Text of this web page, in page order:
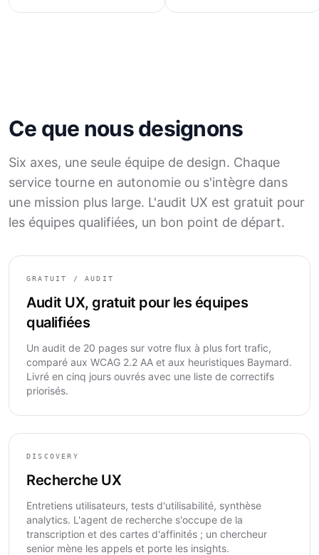
Ce que nous designons
Six axes, une seule équipe de design. Chaque
service tourne en autonomie ou s'intègre dans
une mission plus large. L'audit UX est gratuit pour
les équipes qualifiées, un bon point de départ.
GRATUIT / AUDIT
Audit UX, gratuit pour les équipes
qualifiées
Un audit de 20 pages sur votre flux à plus fort trafic,
comparé aux WCAG 2.2 AA et aux heuristiques Baymard.
Livré en cinq jours ouvrés avec une liste de correctifs
priorisés.
DISCOVERY
Recherche UX
Entretiens utilisateurs, tests d'utilisabilité, synthèse
analytics. L'agent de recherche s'occupe de la
transcription et des cartes d'affinités ; un chercheur
senior mène les appels et porte les insights.